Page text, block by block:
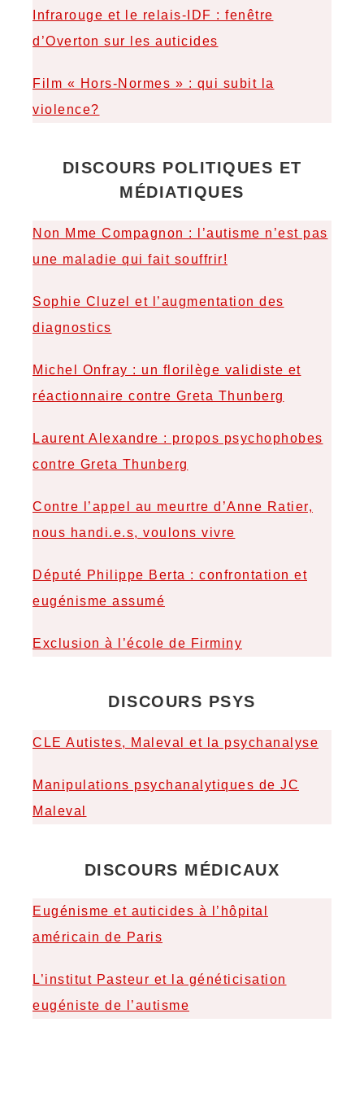
Infrarouge et le relais-IDF : fenêtre
d’Overton sur les auticides
Film « Hors-Normes » : qui subit la
violence?
DISCOURS POLITIQUES ET
MÉDIATIQUES
Non Mme Compagnon : l’autisme n’est pas
une maladie qui fait souffrir!
Sophie Cluzel et l’augmentation des
diagnostics
Michel Onfray : un florilège validiste et
réactionnaire contre Greta Thunberg
Laurent Alexandre : propos psychophobes
contre Greta Thunberg
Contre l’appel au meurtre d’Anne Ratier,
nous handi.e.s, voulons vivre
Député Philippe Berta : confrontation et
eugénisme assumé
Exclusion à l’école de Firminy
DISCOURS PSYS
CLE Autistes, Maleval et la psychanalyse
Manipulations psychanalytiques de JC
Maleval
DISCOURS MÉDICAUX
Eugénisme et auticides à l’hôpital
américain de Paris
L’institut Pasteur et la généticisation
eugéniste de l’autisme